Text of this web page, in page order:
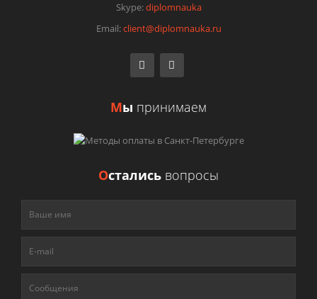
Skype:diplomnauka
Email:client@diplomnauka.ru
Мы принимаем
Остались вопросы